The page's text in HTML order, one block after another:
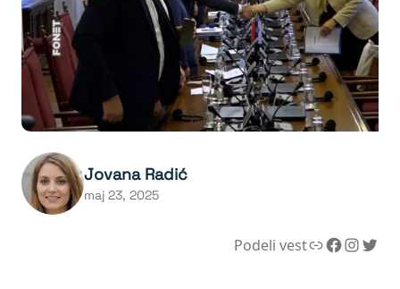
Jovana Radić
maj 23, 2025
Podeli vestLink Facebook InstagramTwitter